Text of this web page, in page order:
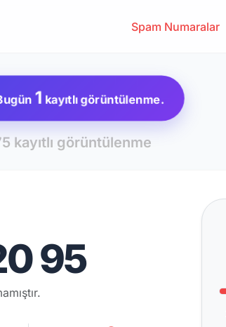
Spam Numaralar
1 kayıtlı görüntülenme.
kayıtlı görüntülenme
95